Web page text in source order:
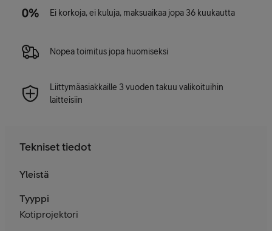
Ei korkoja, ei kuluja, maksuaikaa jopa 36 kuukautta
Nopea toimitus jopa huomiseksi
Liittymäasiakkaille 3 vuoden takuu valikoituihin
laitteisiin
Tekniset tiedot
Yleistä
Tyyppi
Kotiprojektori